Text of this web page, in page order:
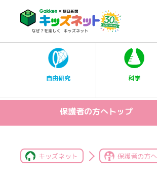
自由研究 科学
保護者の方へトップ
キッズネット 保護者の方へ